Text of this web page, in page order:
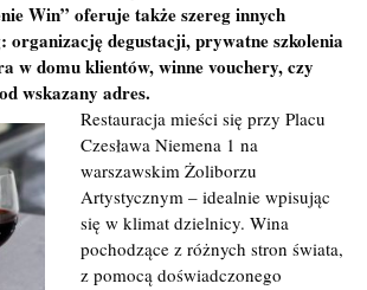
Win” oferuje także szereg innych
organizację degustacji, prywatne szkolenia
w domu klientów, winne vouchery, czy
wskazany adres.
Restauracja mieści się przy Placu
Czesława Niemena 1 na
warszawskim Żoliborzu
Artystycznym – idealnie wpisując
się w klimat dzielnicy. Wina
pochodzące z różnych stron świata,
z pomocą doświadczonego